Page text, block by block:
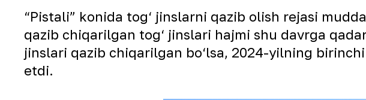
“Pistali” konida tog‘ jinslarni qazib olish rejasi
qazib chiqarilgan tog‘ jinslari hajmi shu davrga
jinslari qazib chiqarilgan bo‘lsa, 2024-yilning
etdi.